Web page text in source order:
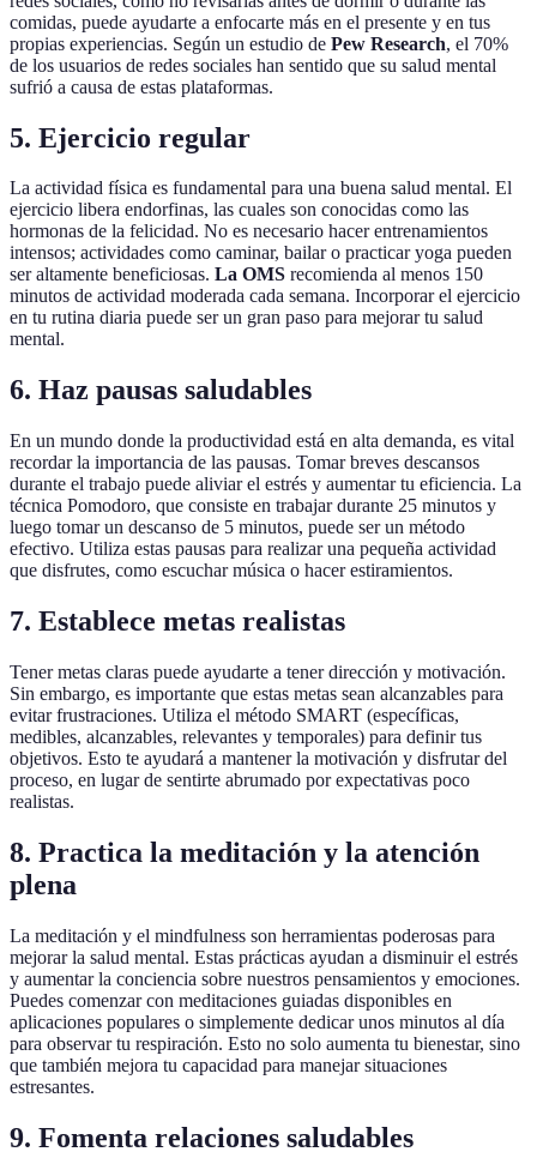
comidas, puede ayudarte a enfocarte más en el presente y en tus
propias experiencias. Según un estudio de Pew Research, el 70%
de los usuarios de redes sociales han sentido que su salud mental
sufrió a causa de estas plataformas.
5. Ejercicio regular
La actividad física es fundamental para una buena salud mental. El
ejercicio libera endorfinas, las cuales son conocidas como las
hormonas de la felicidad. No es necesario hacer entrenamientos
intensos; actividades como caminar, bailar o practicar yoga pueden
ser altamente beneficiosas. La OMS recomienda al menos 150
minutos de actividad moderada cada semana. Incorporar el ejercicio
en tu rutina diaria puede ser un gran paso para mejorar tu salud
mental.
6. Haz pausas saludables
En un mundo donde la productividad está en alta demanda, es vital
recordar la importancia de las pausas. Tomar breves descansos
durante el trabajo puede aliviar el estrés y aumentar tu eficiencia. La
técnica Pomodoro, que consiste en trabajar durante 25 minutos y
luego tomar un descanso de 5 minutos, puede ser un método
efectivo. Utiliza estas pausas para realizar una pequeña actividad
que disfrutes, como escuchar música o hacer estiramientos.
7. Establece metas realistas
Tener metas claras puede ayudarte a tener dirección y motivación.
Sin embargo, es importante que estas metas sean alcanzables para
evitar frustraciones. Utiliza el método SMART (específicas,
medibles, alcanzables, relevantes y temporales) para definir tus
objetivos. Esto te ayudará a mantener la motivación y disfrutar del
proceso, en lugar de sentirte abrumado por expectativas poco
realistas.
8. Practica la meditación y la atención
plena
La meditación y el mindfulness son herramientas poderosas para
mejorar la salud mental. Estas prácticas ayudan a disminuir el estrés
y aumentar la conciencia sobre nuestros pensamientos y emociones.
Puedes comenzar con meditaciones guiadas disponibles en
aplicaciones populares o simplemente dedicar unos minutos al día
para observar tu respiración. Esto no solo aumenta tu bienestar, sino
que también mejora tu capacidad para manejar situaciones
estresantes.
9. Fomenta relaciones saludables